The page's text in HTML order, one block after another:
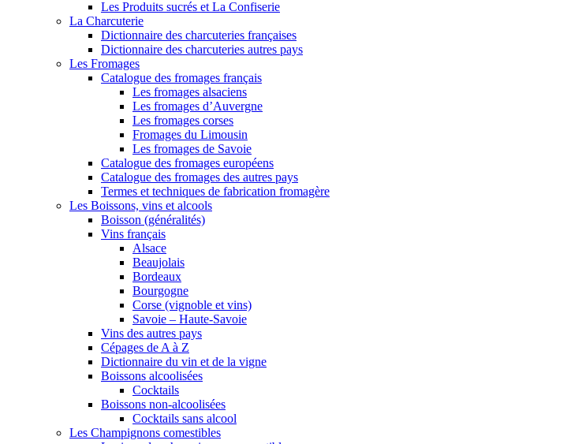
Les Produits sucrés et La Confiserie
La Charcuterie
Dictionnaire des charcuteries françaises
Dictionnaire des charcuteries autres pays
Les Fromages
Catalogue des fromages français
Les fromages alsaciens
Les fromages d’Auvergne
Les fromages corses
Fromages du Limousin
Les fromages de Savoie
Catalogue des fromages européens
Catalogue des fromages des autres pays
Termes et techniques de fabrication fromagère
Les Boissons, vins et alcools
Boisson (généralités)
Vins français
Alsace
Beaujolais
Bordeaux
Bourgogne
Corse (vignoble et vins)
Savoie – Haute-Savoie
Vins des autres pays
Cépages de A à Z
Dictionnaire du vin et de la vigne
Boissons alcoolisées
Cocktails
Boissons non-alcoolisées
Cocktails sans alcool
Les Champignons comestibles